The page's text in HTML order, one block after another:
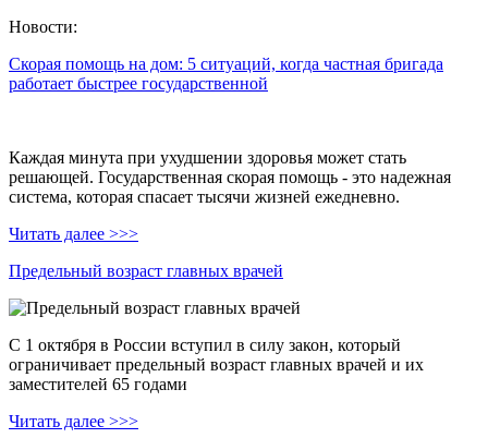
Новости:
Скорая помощь на дом: 5 ситуаций, когда частная бригада
работает быстрее государственной
Каждая минута при ухудшении здоровья может стать
решающей. Государственная скорая помощь - это надежная
система, которая спасает тысячи жизней ежедневно.
Читать далее >>>
Предельный возраст главных врачей
С 1 октября в России вступил в силу закон, который
ограничивает предельный возраст главных врачей и их
заместителей 65 годами
Читать далее >>>